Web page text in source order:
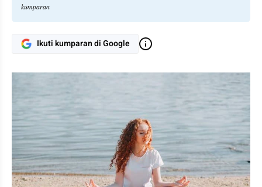
kumparan
Ikuti kumparan di Google